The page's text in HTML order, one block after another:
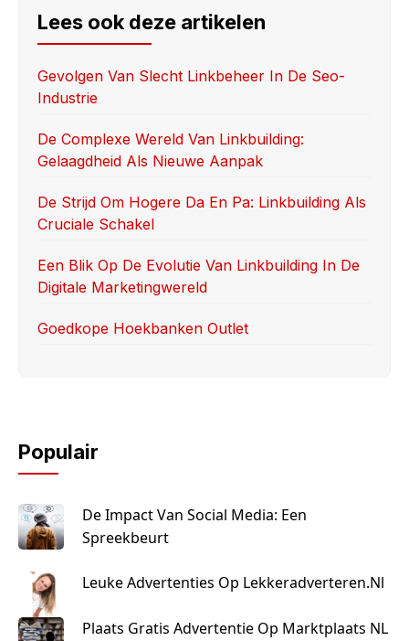
e
b
o
o
k
o
d
o
n
e
Lees ook deze artikelen
Gevolgen Van Slecht Linkbeheer In De Seo-
Industrie
De Complexe Wereld Van Linkbuilding:
Gelaagdheid Als Nieuwe Aanpak
De Strijd Om Hogere Da En Pa: Linkbuilding Als
Cruciale Schakel
Een Blik Op De Evolutie Van Linkbuilding In De
Digitale Marketingwereld
Goedkope Hoekbanken Outlet
Populair
De Impact Van Social Media: Een
Spreekbeurt
Leuke Advertenties Op Lekkeradverteren.nl
Plaats Gratis Advertentie Op Marktplaats NL